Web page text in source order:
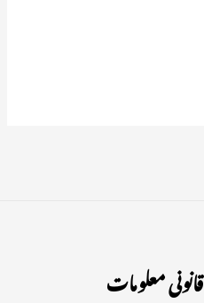
قانونی معلومات